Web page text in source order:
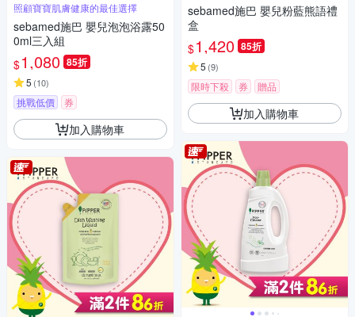
照顧寶寶肌膚健康的最佳選擇
sebamed施巴 嬰兒泡泡浴露50
0ml三入組
$1,080 85折
5 (10)
挑戰低價 券
加入購物車
sebamed施巴 嬰兒粉藍熊語禮
盒
$1,420 85折
5 (9)
限時下殺 券 贈品
加入購物車